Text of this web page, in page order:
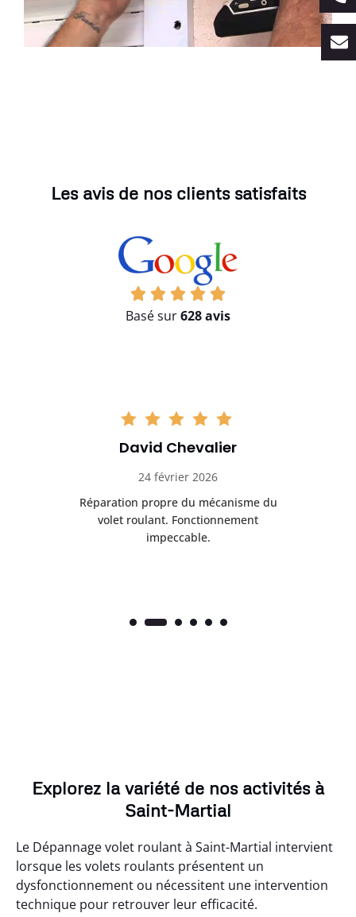
Les avis de nos clients satisfaits
Basé sur628 avis
David Chevalier
24 février 2026
Réparation propre du mécanisme du
volet roulant. Fonctionnement
impeccable.
Explorez la variété de nos activités à
Saint-Martial
Le Dépannage volet roulant à Saint-Martial intervient
lorsque les volets roulants présentent un
dysfonctionnement ou nécessitent une intervention
technique pour retrouver leur efficacité.